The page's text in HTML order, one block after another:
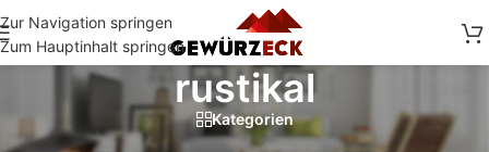
Zur Navigation springen
Zum Hauptinhalt springen
rustikal
Kategorien
Start/Shop
Produkte verschlagwortet mit „rustikal“